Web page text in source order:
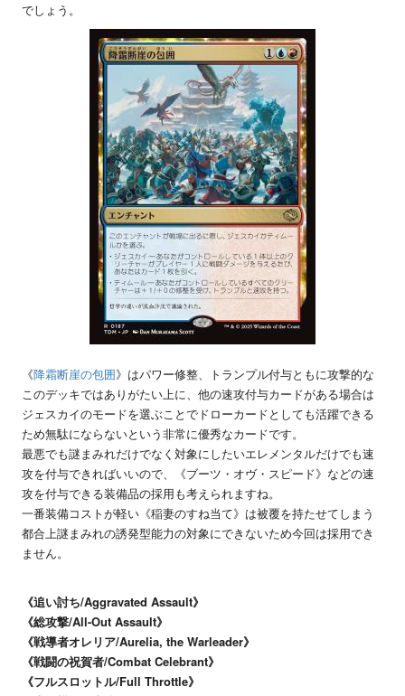
でしょう。
《降霜断崖の包囲》はパワー修整、トランプル付与ともに攻撃的な
このデッキではありがたい上に、他の速攻付与カードがある場合は
ジェスカイのモードを選ぶことでドローカードとしても活躍できる
ため無駄にならないという非常に優秀なカードです。
最悪でも謎まみれだけでなく対象にしたいエレメンタルだけでも速
攻を付与できればいいので、《ブーツ・オヴ・スピード》などの速
攻を付与できる装備品の採用も考えられますね。
一番装備コストが軽い《稲妻のすね当て》は被覆を持たせてしまう
都合上謎まみれの誘発型能力の対象にできないため今回は採用でき
ません。
《追い討ち/Aggravated Assault》
《総攻撃/All-Out Assault》
《戦導者オレリア/Aurelia, the Warleader》
《戦闘の祝賀者/Combat Celebrant》
《フルスロットル/Full Throttle》